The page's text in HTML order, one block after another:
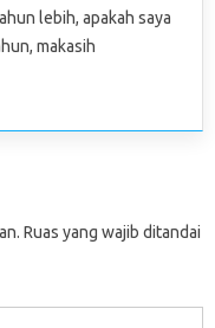
lebih, apakah saya
makasih
Ruas yang wajib ditandai